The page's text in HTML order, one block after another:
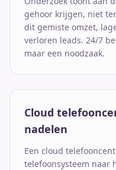
gehoor krijgen, niet
dit gemiste omzet,
verloren leads. 24/7
maar een noodzaak.
Cloud
nadelen
Een cloud
telefoonsysteem naar